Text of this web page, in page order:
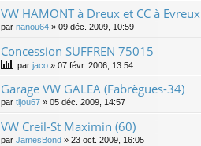
VW HAMONT à Dreux et CC à Evreux
par nanou64 » 09 déc. 2009, 10:59
Concession SUFFREN 75015
par jaco » 07 févr. 2006, 13:54
Garage VW GALEA (Fabrègues-34)
par tijou67 » 05 déc. 2009, 14:57
VW Creil-St Maximin (60)
par JamesBond » 23 oct. 2009, 16:05